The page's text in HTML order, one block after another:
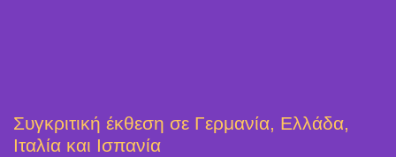
Συγκριτική έκθεση σε Γερμανία, Ελλάδα,
Ιταλία και Ισπανία